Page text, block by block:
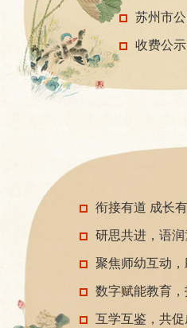
预算绩
苏州市
公开
收费公示
衔接有道 成长
研思共进，语
聚焦师幼互动
数字赋能教育
互学互鉴，共促